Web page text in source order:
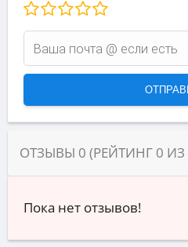
ОТЗЫВЫ 0 (РЕЙТИНГ 0 ИЗ
Пока нет отзывов!